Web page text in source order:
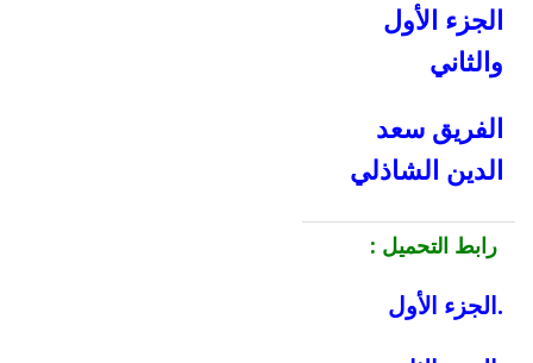
الجزء الأول
والثاني
الفريق سعد
الدين الشاذلي
رابط التحميل :
.الجزء الأول